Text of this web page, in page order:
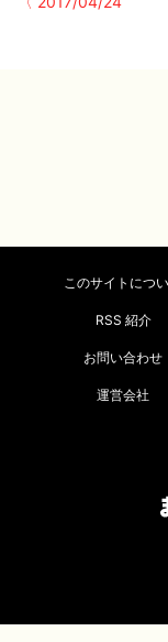
このサイトにつ
RSS 紹介
お問い合わせ
運営会社